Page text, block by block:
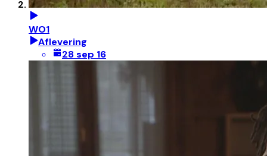
WO1
Aflevering
28 sep 16